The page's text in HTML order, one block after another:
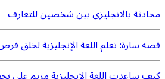
محادثة بالانجليزي بين شخصين للتعارف
قصة سارة: تعلم اللغة الإنجليزية لخلق
كيف ساعدت اللغة الإنجليزية مريم على